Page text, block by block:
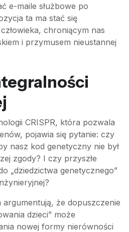
e-maile służbowe po
ta ma stać się
chroniącym nas
i przymusem nieustannej
CRISPR, która pozwala
pojawia się pytanie: czy
nasz kod genetyczny nie był
zgody? I czy przyszłe
„dziedzictwa genetycznego”
że dopuszczenie
dzieci” może
nowej formy nierówności